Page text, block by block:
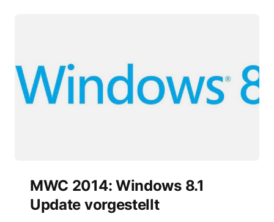
MWC 2014: Windows 8.1
Update vorgestellt